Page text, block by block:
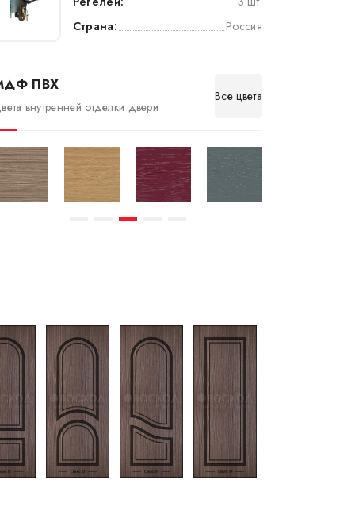
Страна:
Россия
ПВХ
внутренней отделки двери
Все цвета